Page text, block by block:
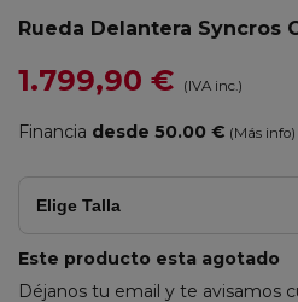
Rueda Delantera Syncros
1.799,90 € (IVA inc.)
Financia desde 50.00 € (Más info)
Elige Talla
Este producto esta agotado
Déjanos tu email y te avisamos